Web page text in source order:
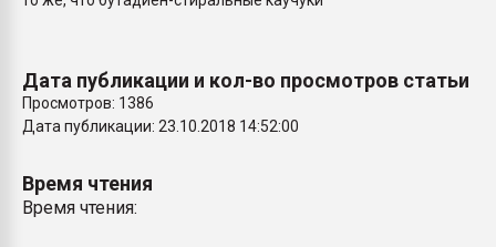
Дата публикации и кол-во просмотров статьи
Просмотров: 1386
Дата публикации: 23.10.2018 14:52:00
Время чтения
Время чтения: